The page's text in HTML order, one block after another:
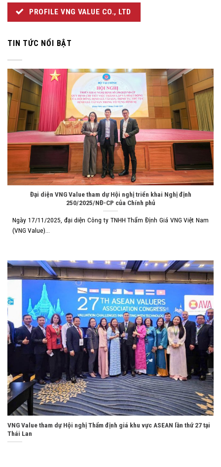
PROFILE VNG VALUE CO., LTD
TIN TỨC NỔI BẬT
Đại diện VNG Value tham dự Hội nghị triển khai Nghị định
250/2025/NĐ-CP của Chính phủ
Ngày 17/11/2025, đại diện Công ty TNHH Thẩm Định Giá VNG Việt Nam
(VNG Value)...
VNG Value tham dự Hội nghị Thẩm định giá khu vực ASEAN lần thứ 27 tại
Thái Lan